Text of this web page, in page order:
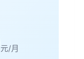
元/月